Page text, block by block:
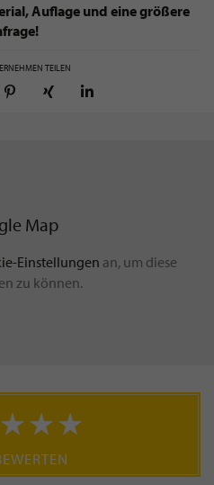
Auflage und eine größere
TEILEN
Map
Einstellungen an, um diese
zu können.